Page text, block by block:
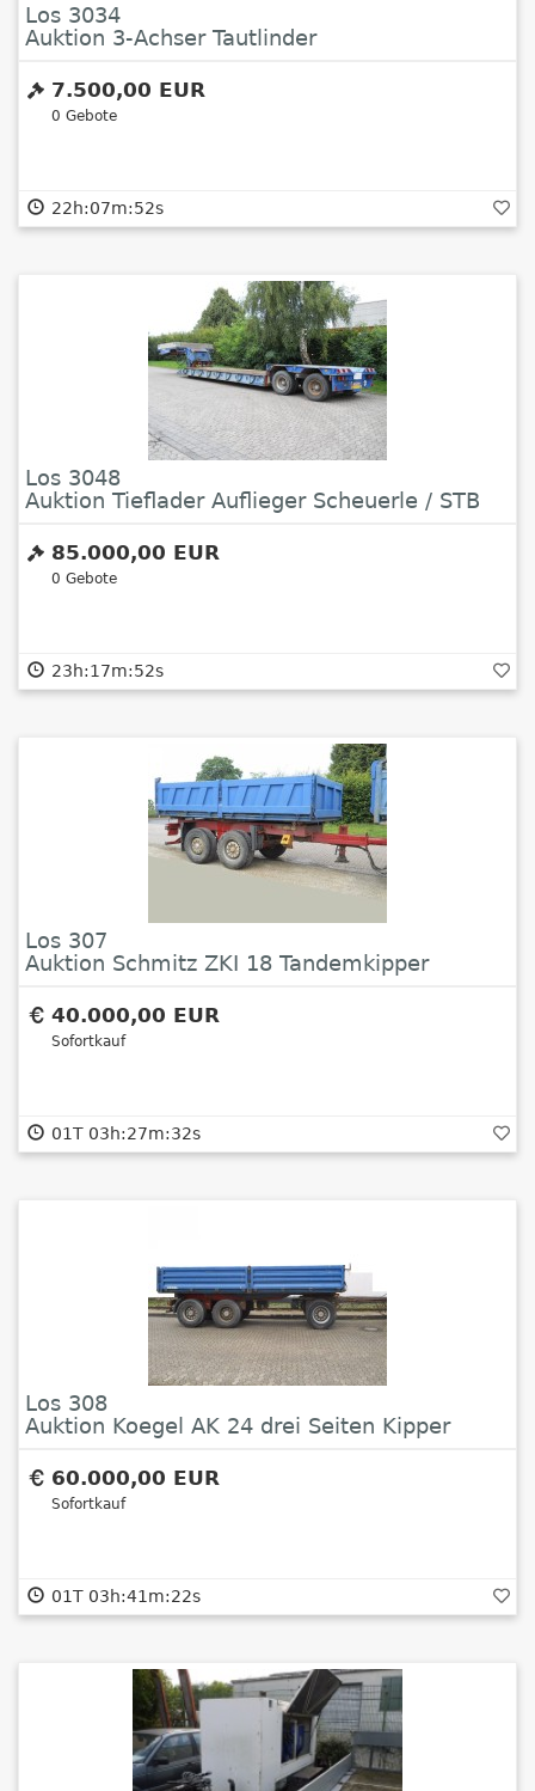
Los 3034
Auktion 3-Achser Tautlinder
7.500,00 EUR
0 Gebote
22h:07m:52s
Los 3048
Auktion Tieflader Auflieger Scheuerle / STB
85.000,00 EUR
0 Gebote
23h:17m:52s
Los 307
Auktion Schmitz ZKI 18 Tandemkipper
40.000,00 EUR
Sofortkauf
01T 03h:27m:32s
Los 308
Auktion Koegel AK 24 drei Seiten Kipper
60.000,00 EUR
Sofortkauf
01T 03h:41m:22s